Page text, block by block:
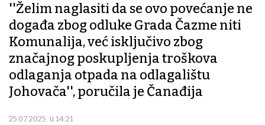
''Želim naglasiti da se ovo povećanje ne
događa zbog odluke Grada Čazme niti
Komunalija, već isključivo zbog
značajnog poskupljenja troškova
odlaganja otpada na odlagalištu
Johovača'', poručila je Čanađija
25.07.2025. u 14:21